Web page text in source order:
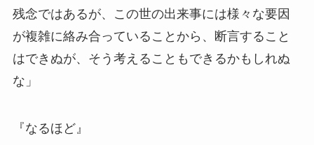
残念ではあるが、この世の出来事には様々な要因
が複雑に絡み合っていることから、断言すること
はできぬが、そう考えることもできるかもしれぬ
な」
『なるほど』